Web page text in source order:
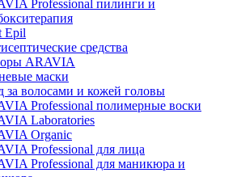
Professional пилинги и
Epil
средства
ARAVIA
маски
за волосами и кожей головы
Professional полимерные воски
Laboratories
Organic
Professional для лица
Professional для маникюра и